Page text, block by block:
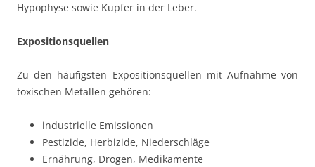
Hypophyse sowie Kupfer in der Leber.
Expositionsquellen
Zu den häufigsten Expositionsquellen mit Aufnahme von
toxischen Metallen gehören:
industrielle Emissionen
Pestizide, Herbizide, Niederschläge
Ernährung, Drogen, Medikamente